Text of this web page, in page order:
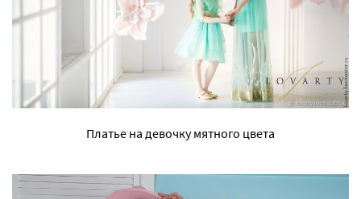
Платье на девочку мятного цвета